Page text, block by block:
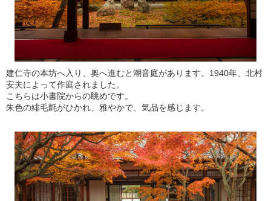
建仁寺の本坊へ入り、奥へ進むと潮音庭があります。1940年、北村
安夫によって作庭されました。
こちらは小書院からの眺めです。
朱色の緋毛氈がひかれ、雅やかで、気品を感じます。